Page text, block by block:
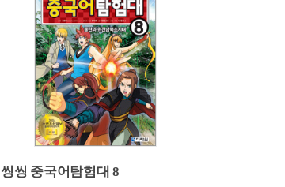
씽씽 중국어탐험대 8